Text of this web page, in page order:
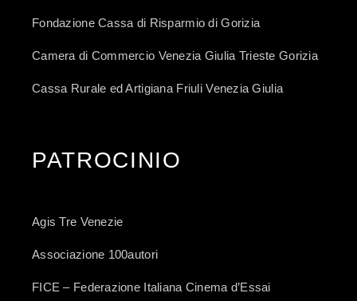
Fondazione Cassa di Risparmio di Gorizia
Camera di Commercio Venezia Giulia Trieste Gorizia
Cassa Rurale ed Artigiana Friuli Venezia Giulia
PATROCINIO
Agis Tre Venezie
Associazione 100autori
FICE – Federazione Italiana Cinema d’Essai